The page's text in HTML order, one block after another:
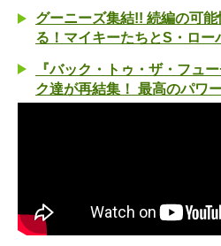
グーニーズ集結!! 続編の可
る！マイキーたちとS・ロー
『バック・トゥ・ザ・フュ
ク達が再結集！ 最高のパワ